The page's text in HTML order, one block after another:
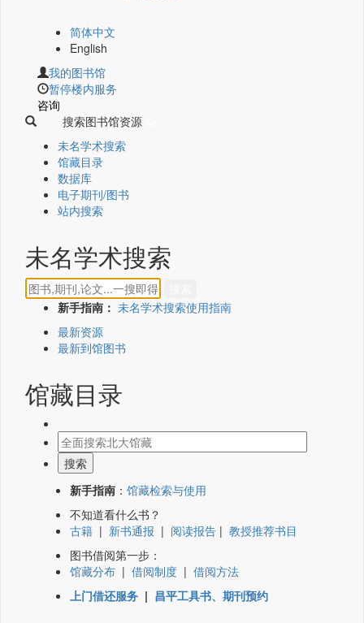
简体中文
English
我的图书馆
暂停楼内服务
咨询
搜索图书馆资源
未名学术搜索
馆藏目录
数据库
电子期刊/图书
站内搜索
未名学术搜索
新手指南： 未名学术搜索使用指南
最新资源
最新到馆图书
馆藏目录
新手指南 ： 馆藏检索与使用
不知道看什么书？
古籍 | 新书通报 | 阅读报告 | 教授推荐书目
图书借阅第一步：
馆藏分布 | 借阅制度 | 借阅方法
上门借还服务 | 昌平工具书、期刊预约